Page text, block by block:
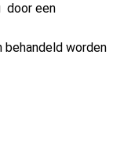
door een
worden